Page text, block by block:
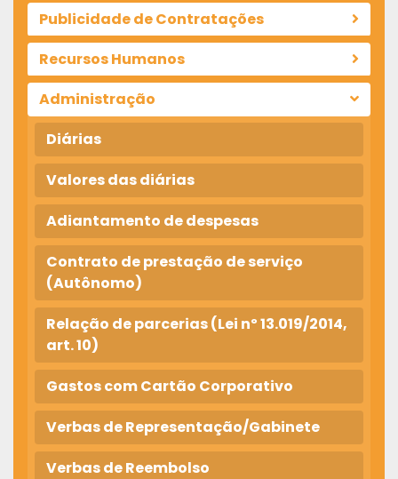
Publicidade de Contratações
Recursos Humanos
Administração
Diárias
Valores das diárias
Adiantamento de despesas
Contrato de prestação de serviço
(Autônomo)
Relação de parcerias (Lei nº 13.019/2014,
art. 10)
Gastos com Cartão Corporativo
Verbas de Representação/Gabinete
Verbas de Reembolso